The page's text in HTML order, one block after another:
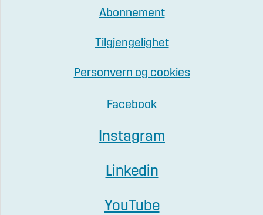
Abonnement
Tilgjengelighet
Personvern og cookies
Facebook
Instagram
Linkedin
YouTube